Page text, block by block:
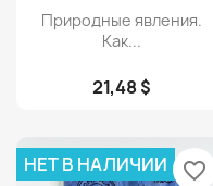
Просмотр
Природные явления.
Как...
21,48 $
НЕТ В НАЛИЧИИ favorite_border